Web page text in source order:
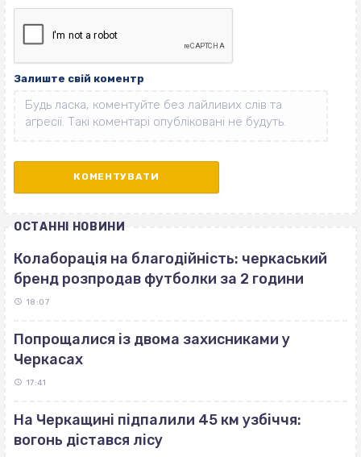
Залиште свій коментр
ОСТАННІ НОВИНИ
Колаборація на благодійність: черкаський
бренд розпродав футболки за 2 години
18:07
Попрощалися із двома захисниками у
Черкасах
17:41
На Черкащині підпалили 45 км узбіччя:
вогонь дістався лісу